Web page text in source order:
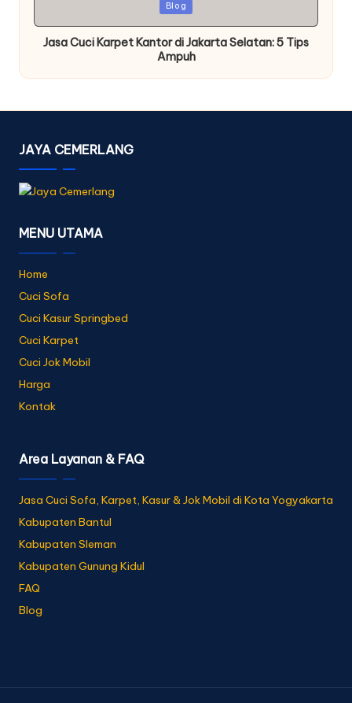
Blog
Jasa Cuci Karpet Kantor di Jakarta Selatan: 5 Tips
Ampuh
JAYA CEMERLANG
MENU UTAMA
Home
Cuci Sofa
Cuci Kasur Springbed
Cuci Karpet
Cuci Jok Mobil
Harga
Kontak
Area Layanan & FAQ
Jasa Cuci Sofa, Karpet, Kasur & Jok Mobil di Kota Yogyakarta
Kabupaten Bantul
Kabupaten Sleman
Kabupaten Gunung Kidul
FAQ
Blog